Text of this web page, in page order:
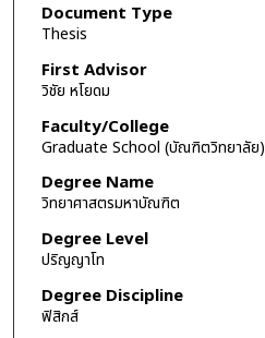
Document Type
Thesis
First Advisor
วิชัย หโยดม
Faculty/College
Graduate School (บัณฑิตวิทยาลัย)
Degree Name
วิทยาศาสตรมหาบัณฑิต
Degree Level
ปริญญาโท
Degree Discipline
ฟิสิกส์